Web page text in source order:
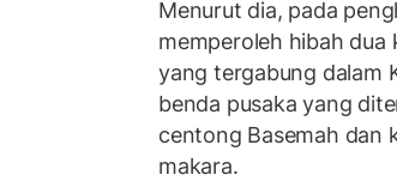
Menurut dia, pada
memperoleh hibah dua
yang tergabung dalam
benda pusaka yang
centong Basemah dan
makara.